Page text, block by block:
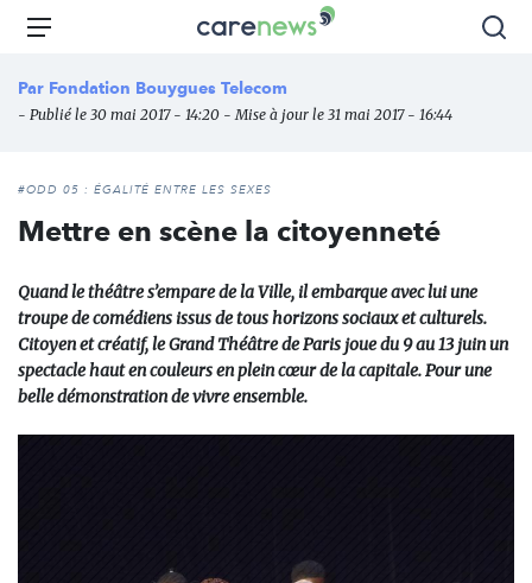
Aller
principal
Carenews,
média
des
l'engagement
Menu
Par Fondation Bouygues Telecom
- Publié le 30 mai 2017 - 14:20 - Mise à jour le 31 mai 2017 - 16:44
#ODD 05 : ÉGALITÉ ENTRE LES SEXES
Mettre en scène la citoyenneté
Quand le théâtre s’empare de la Ville, il embarque avec lui une
troupe de comédiens issus de tous horizons sociaux et culturels.
Citoyen et créatif, le Grand Théâtre de Paris joue du 9 au 13 juin un
spectacle haut en couleurs en plein cœur de la capitale. Pour une
belle démonstration de vivre ensemble.